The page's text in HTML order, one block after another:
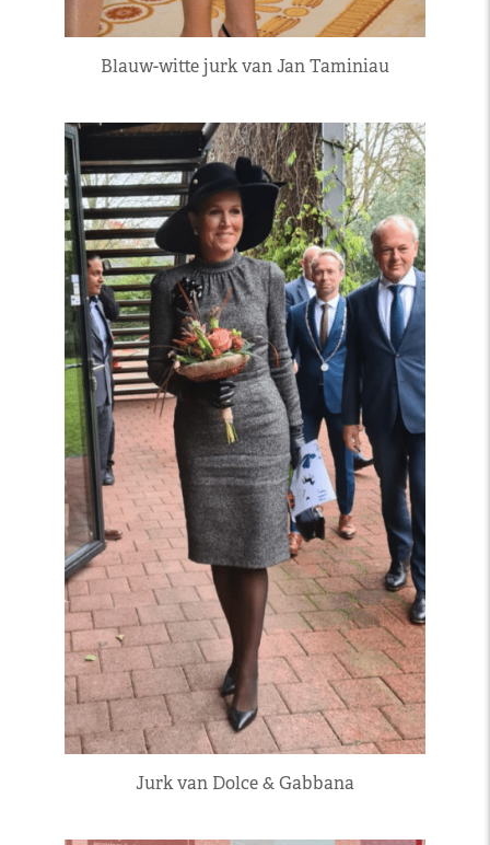
Blauw-witte jurk van Jan Taminiau
Jurk van Dolce & Gabbana